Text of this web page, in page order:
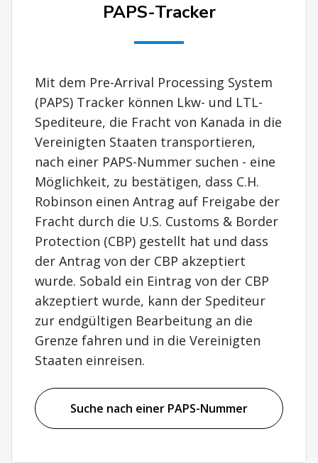
PAPS-Tracker
Mit dem Pre-Arrival Processing System
(PAPS) Tracker können Lkw- und LTL-
Spediteure, die Fracht von Kanada in die
Vereinigten Staaten transportieren,
nach einer PAPS-Nummer suchen - eine
Möglichkeit, zu bestätigen, dass C.H.
Robinson einen Antrag auf Freigabe der
Fracht durch die U.S. Customs & Border
Protection (CBP) gestellt hat und dass
der Antrag von der CBP akzeptiert
wurde. Sobald ein Eintrag von der CBP
akzeptiert wurde, kann der Spediteur
zur endgültigen Bearbeitung an die
Grenze fahren und in die Vereinigten
Staaten einreisen.
Suche nach einer PAPS-Nummer